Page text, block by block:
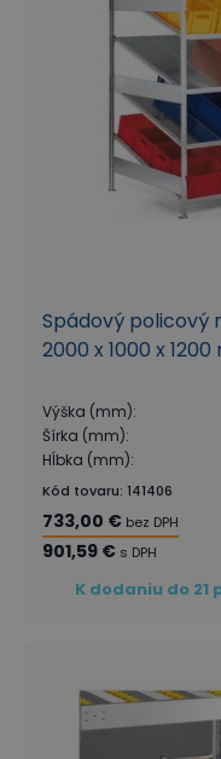
Spádový policový
2000 x 1000 x
Výška (mm):
Šírka (mm):
Hĺbka (mm):
Kód tovaru: 141406
733,00 € bez DPH
901,59 € s DPH
K dodaniu do